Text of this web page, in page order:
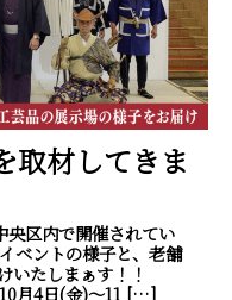
取材してきま
区内で開催されてい
ベントの様子と、老舗
いたしまぁす！！
10月4日(金)～11 […]